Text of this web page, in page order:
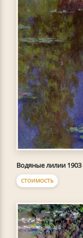
Водяные лилии 1903
СТОИМОСТЬ